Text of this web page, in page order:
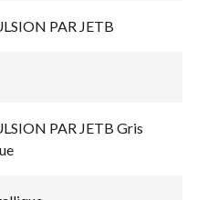
PAR JETB
PAR JETB Gris